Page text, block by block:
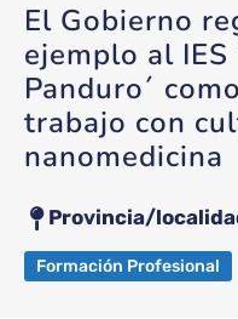
El Gobierno
ejemplo al IES
Panduro´
trabajo con
nanomedicina
Provincia/
Formación Profesional